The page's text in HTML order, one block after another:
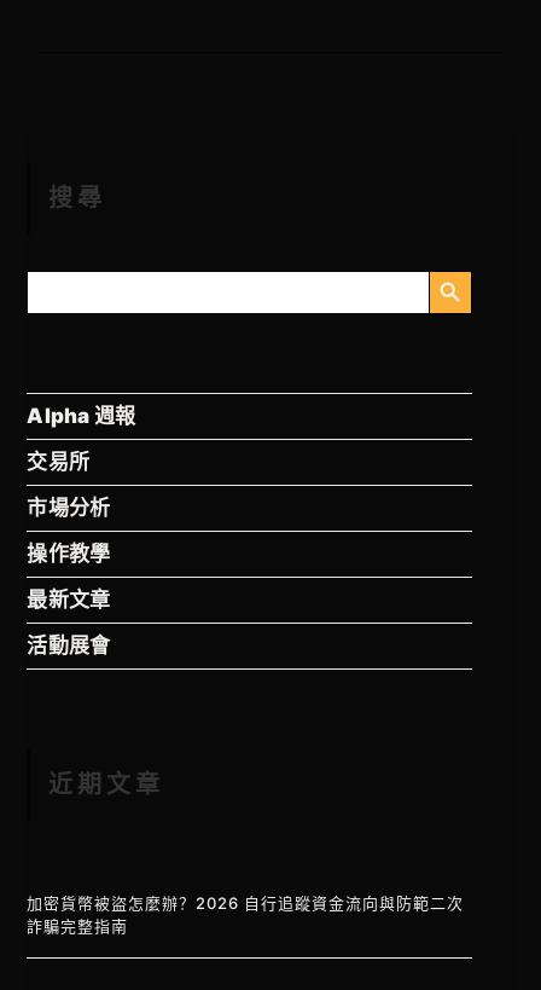
搜尋
搜
搜索按钮
Alpha 週報
交易所
市場分析
操作教學
最新文章
活動展會
近期文章
加密貨幣被盜怎麼辦？2026 自行追蹤資金流向與防範二次
詐騙完整指南